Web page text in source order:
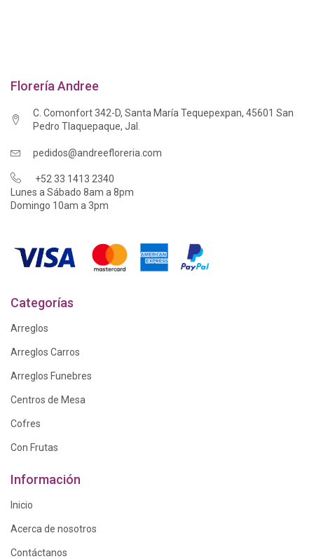
Florería Andree
C. Comonfort 342-D, Santa María Tequepexpan, 45601 San
Pedro Tlaquepaque, Jal.
pedidos@andreefloreria.com
+52 33 1413 2340
Lunes a Sábado 8am a 8pm
Domingo 10am a 3pm
Categorías
Arreglos
Arreglos Carros
Arreglos Funebres
Centros de Mesa
Cofres
Con Frutas
Información
Inicio
Acerca de nosotros
Contáctanos